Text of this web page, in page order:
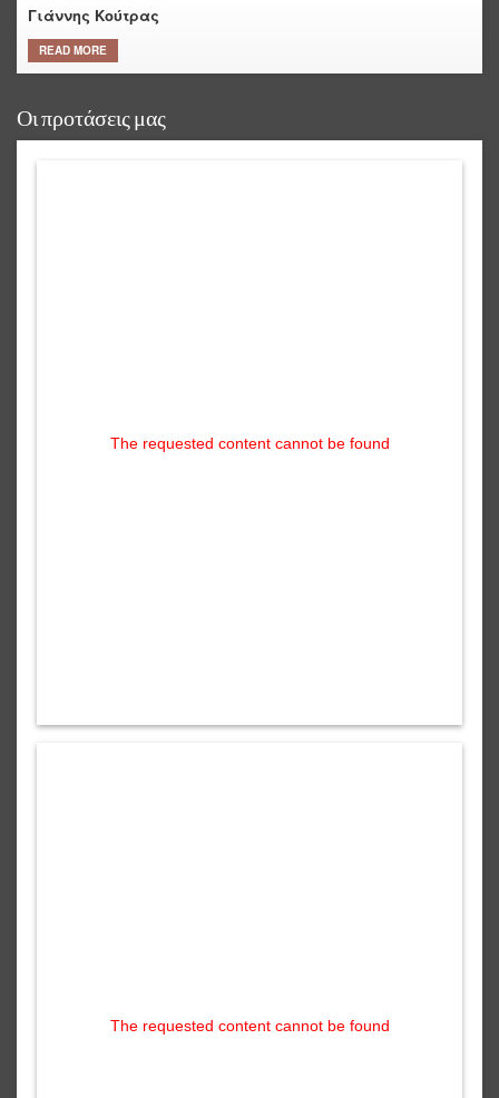
Γιάννης Κούτρας
READ MORE
Οι προτάσεις μας
The requested content cannot be found
The requested content cannot be found